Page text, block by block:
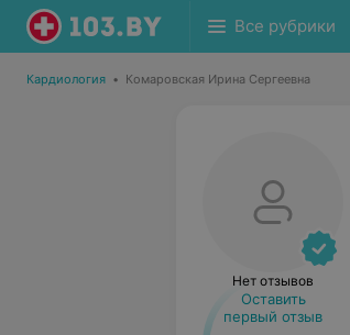
Все рубрики
Кардиология • Комаровская Ирина Сергеевна
Нет отзывов
Оставить
первый отзыв